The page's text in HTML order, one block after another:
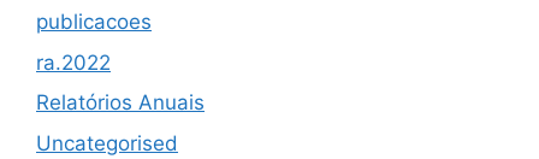
publicacoes
ra.2022
Relatórios Anuais
Uncategorised